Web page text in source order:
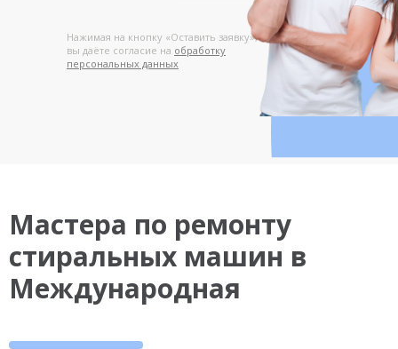
Нажимая на кнопку «Оставить заявку»,
вы даёте согласие на обработку
персональных данных
Мастера по ремонту
стиральных машин в
Международная